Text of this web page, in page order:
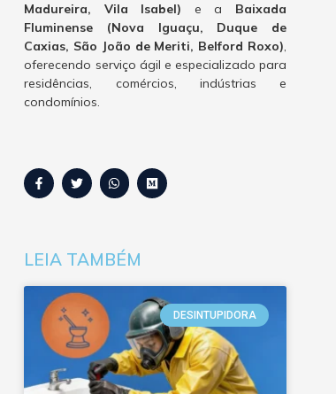
Madureira, Vila Isabel) e a Baixada
Fluminense (Nova Iguaçu, Duque de
Caxias, São João de Meriti, Belford Roxo),
oferecendo serviço ágil e especializado para
residências, comércios, indústrias e
condomínios.
LEIA TAMBÉM
DESINTUPIDORA